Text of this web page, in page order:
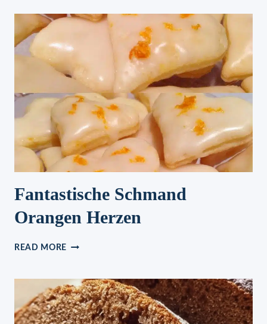
ROSMARINKARTOFFELN
Fantastische Schmand
Orangen Herzen
READ MORE FANTASTISCHE
HERZEN